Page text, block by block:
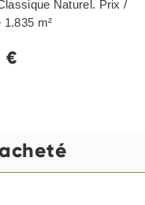
Naturel. Prix /
1.835 m²
€